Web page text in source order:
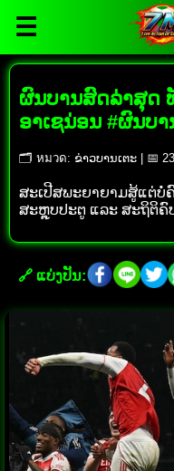
☰
ຜົນບານສົດລ່າສຸດ
ອາເຊນ່ອນ #ຜົນບ
🗂 หมวด: ຂ່າວບານເຕະ | 📅
ສະເປີສພະຍາຍາມສູ້ແຕ່ບໍ່
ສະຫຼຸບປະຕູ ແລະ ສະຖິຕິຄົ
🔗 ແບ່ງປັນ: